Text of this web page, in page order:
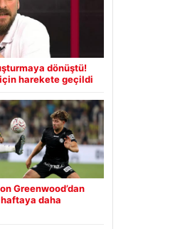
dönüştü!
harekete geçildi
Greenwood’dan
daha